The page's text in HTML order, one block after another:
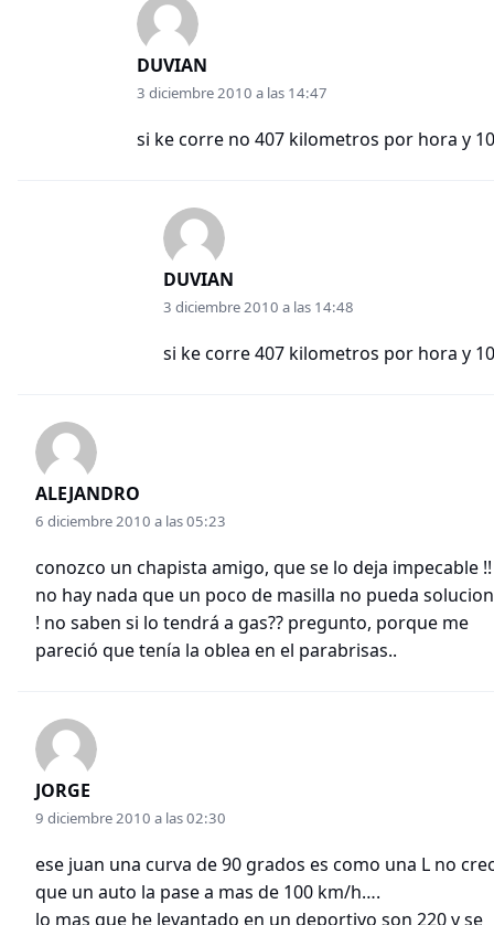
DUVIAN
3 diciembre 2010 a las 14:47
si ke corre no 407 kilometros por hora y
DUVIAN
3 diciembre 2010 a las 14:48
si ke corre 407 kilometros por hora y
ALEJANDRO
6 diciembre 2010 a las 05:23
conozco un chapista amigo, que se lo deja impecable
no hay nada que un poco de masilla no pueda
! no saben si lo tendrá a gas?? pregunto, porque me
pareció que tenía la oblea en el parabrisas..
JORGE
9 diciembre 2010 a las 02:30
ese juan una curva de 90 grados es como una L no
que un auto la pase a mas de 100 km/h….
lo mas que he levantado en un deportivo son 220 y se